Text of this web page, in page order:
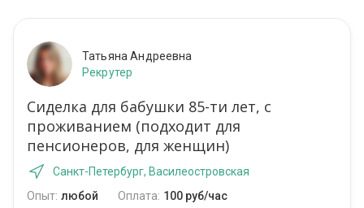
Татьяна Андреевна
Рекрутер
Сиделка для бабушки 85-ти лет, с
проживанием (подходит для
пенсионеров, для женщин)
Санкт-Петербург, Василеостровская
Опыт: любой Оплата: 100 руб/час